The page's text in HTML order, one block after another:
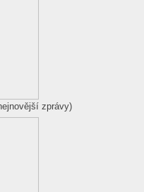
zprávy)